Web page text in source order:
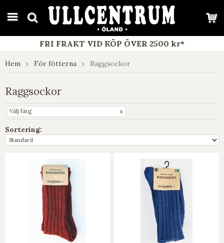
google-site-verification: google7e4b1026db5d9f32.html
FRI FRAKT VID KÖP ÖVER 2500 kr*
Hem För fötterna Raggsockor
Raggsockor
Välj färg
Sortering: